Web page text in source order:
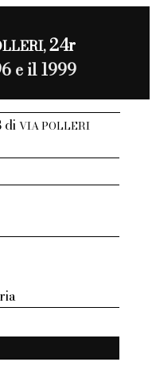
24r
e il 1999
diVIA POLLERI